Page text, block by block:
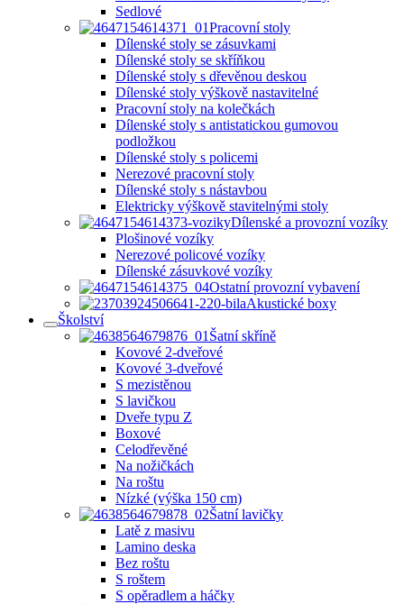
Sedlové
Pracovní stoly
Dílenské stoly se zásuvkami
Dílenské stoly se skříňkou
Dílenské stoly s dřevěnou deskou
Dílenské stoly výškově nastavitelné
Pracovní stoly na kolečkách
Dílenské stoly s antistatickou gumovou
podložkou
Dílenské stoly s policemi
Nerezové pracovní stoly
Dílenské stoly s nástavbou
Elektricky výškově stavitelnými stoly
Dílenské a provozní vozíky
Plošinové vozíky
Nerezové policové vozíky
Dílenské zásuvkové vozíky
Ostatní provozní vybavení
Akustické boxy
Školství
Šatní skříně
Kovové 2-dveřové
Kovové 3-dveřové
S mezistěnou
S lavičkou
Dveře typu Z
Boxové
Celodřevěné
Na nožičkách
Na roštu
Nízké (výška 150 cm)
Šatní lavičky
Latě z masivu
Lamino deska
Bez roštu
S roštem
S opěradlem a háčky